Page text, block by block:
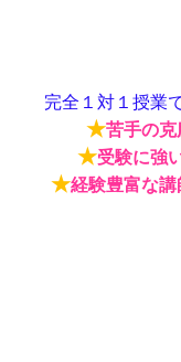
完全１対１授業
★苦手の克
★受験に強
★経験豊富な講